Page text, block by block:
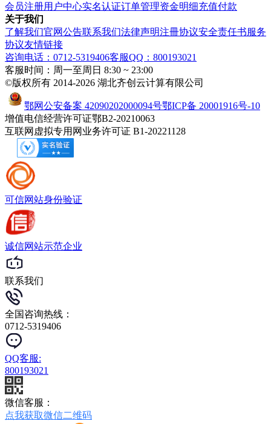
会员注册用户中心实名认证订单管理资金明细充值付款
关于我们
了解我们官网公告联系我们法律声明注冊协议安全责任书服务
协议友情链接
咨询电话：0712-5319406客服QQ：800193021
客服时间：周一至周日 8:30 ~ 23:00
©版权所有 2014-2026 湖北齐创云计算有限公司
鄂网公安备案 42090202000094号鄂ICP备 20001916号-10
增值电信经营许可证鄂B2-20210063
互联网虚拟专用网业务许可证 B1-20221128
可信网站身份验证
诚信网站示范企业
联系我们
全国咨询热线：
0712-5319406
QQ客服:
800193021
微信客服：
点我获取微信二维码